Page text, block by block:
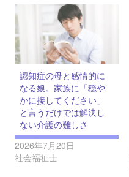
認知症の母と感情的に
なる娘。家族に「穏や
かに接してください」
と言うだけでは解決し
ない介護の難しさ
2026年7月20日
社会福祉士